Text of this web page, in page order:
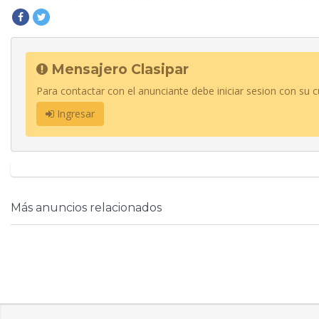
Mensajero Clasipar
Para contactar con el anunciante debe iniciar sesion con su
Ingresar
Más anuncios relacionados